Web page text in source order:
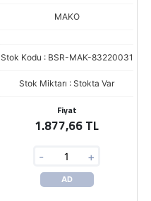
MAKO
Stok Kodu : BSR-MAK-83220031
Stok Miktarı : Stokta Var
Fiyat
1.877,66 TL
- +
AD